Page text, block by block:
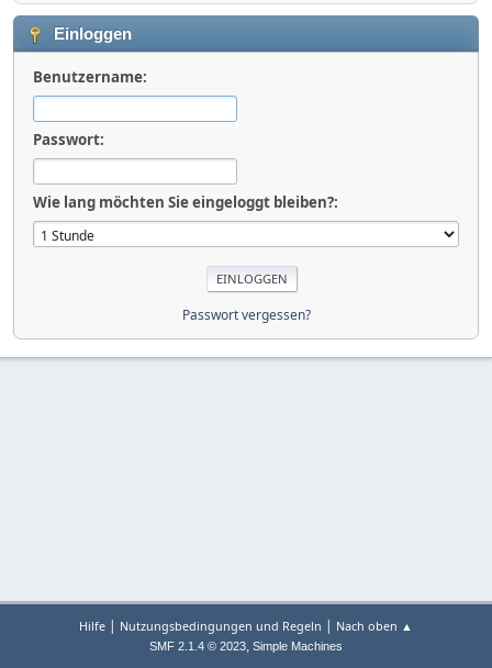
Einloggen
Benutzername:
Passwort:
Wie lang möchten Sie eingeloggt bleiben?:
Passwort vergessen?
Hilfe | Nutzungsbedingungen und Regeln | Nach oben ▲
SMF 2.1.4 © 2023, Simple Machines